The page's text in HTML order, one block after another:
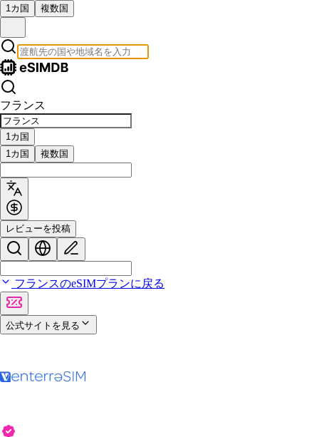
1カ国 複数国
フランス
1カ国
1カ国
複数国
レビューを投稿
フランスのeSIMプランに戻る
公式サイトを見る